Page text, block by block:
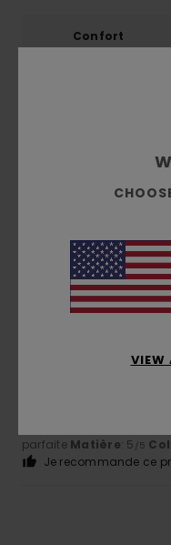
Confort
5.0
parfaite Matière: 5 /5
Je recommande ce
VIEW